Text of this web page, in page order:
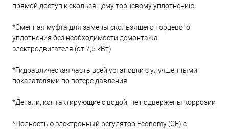
прямой доступ к скользящему торцевому уплотнению
*Сменная муфта для замены скользящего торцевого
уплотнения без необходимости демонтажа
электродвигателя (от 7,5 кВт)
*Гидравлическая часть всей установки с улучшенными
показателями по потере давления
*Детали, контактирующие с водой, не подвержены коррозии
*Полностью электронный регулятор Economy (CE) с